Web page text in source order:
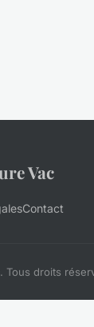
Vac
Contact
Tous droits